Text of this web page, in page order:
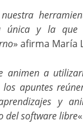
única y la que
» afirma María
animen a
apuntes
y
del software libre